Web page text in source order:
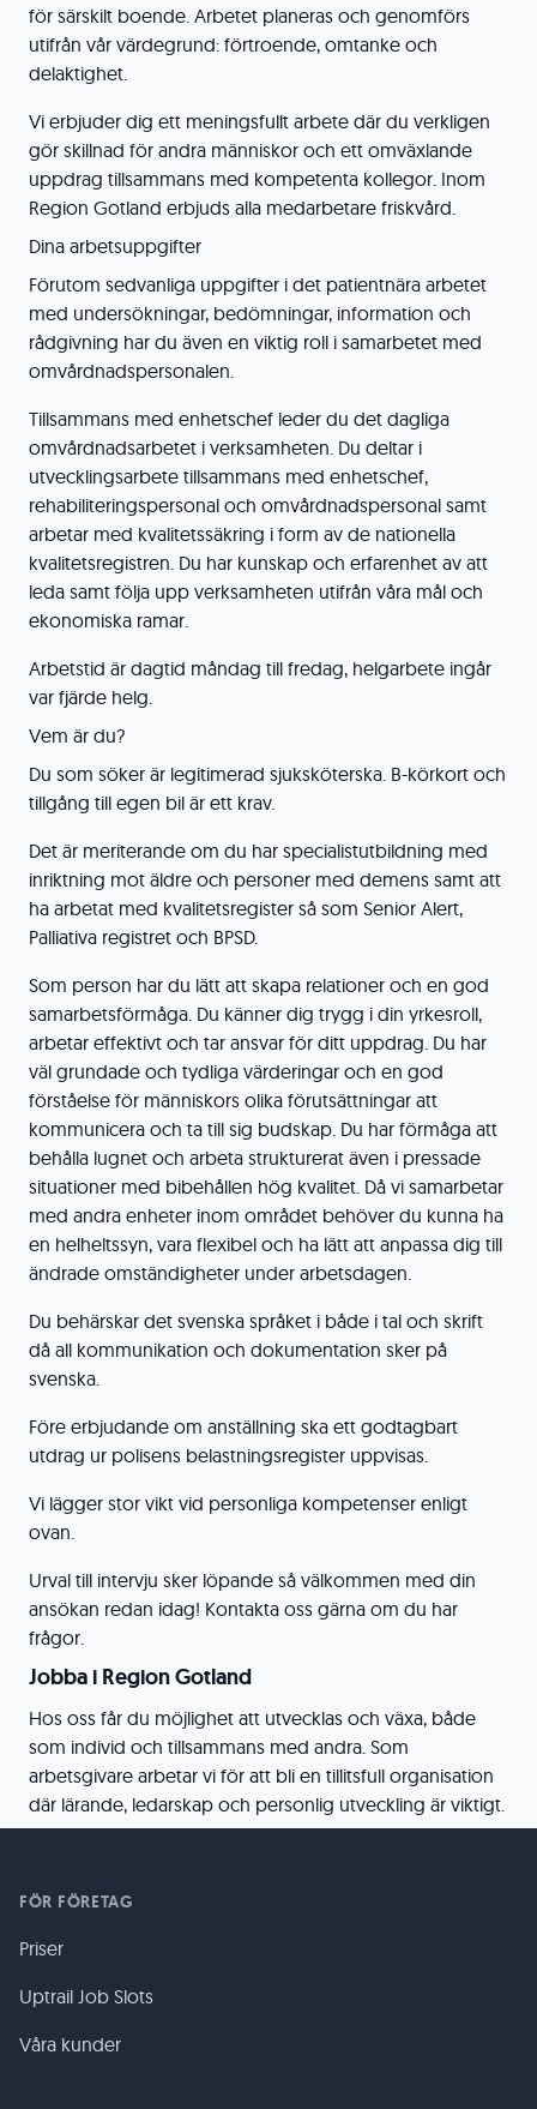
för särskilt boende. Arbetet planeras och genomförs
utifrån vår värdegrund: förtroende, omtanke och
delaktighet.
Vi erbjuder dig ett meningsfullt arbete där du verkligen
gör skillnad för andra människor och ett omväxlande
uppdrag tillsammans med kompetenta kollegor. Inom
Region Gotland erbjuds alla medarbetare friskvård.
Dina arbetsuppgifter
Förutom sedvanliga uppgifter i det patientnära arbetet
med undersökningar, bedömningar, information och
rådgivning har du även en viktig roll i samarbetet med
omvårdnadspersonalen.
Tillsammans med enhetschef leder du det dagliga
omvårdnadsarbetet i verksamheten. Du deltar i
utvecklingsarbete tillsammans med enhetschef,
rehabiliteringspersonal och omvårdnadspersonal samt
arbetar med kvalitetssäkring i form av de nationella
kvalitetsregistren. Du har kunskap och erfarenhet av att
leda samt följa upp verksamheten utifrån våra mål och
ekonomiska ramar.
Arbetstid är dagtid måndag till fredag, helgarbete ingår
var fjärde helg.
Vem är du?
Du som söker är legitimerad sjuksköterska. B-körkort och
tillgång till egen bil är ett krav.
Det är meriterande om du har specialistutbildning med
inriktning mot äldre och personer med demens samt att
ha arbetat med kvalitetsregister så som Senior Alert,
Palliativa registret och BPSD.
Som person har du lätt att skapa relationer och en god
samarbetsförmåga. Du känner dig trygg i din yrkesroll,
arbetar effektivt och tar ansvar för ditt uppdrag. Du har
väl grundade och tydliga värderingar och en god
förståelse för människors olika förutsättningar att
kommunicera och ta till sig budskap. Du har förmåga att
behålla lugnet och arbeta strukturerat även i pressade
situationer med bibehållen hög kvalitet. Då vi samarbetar
med andra enheter inom området behöver du kunna ha
en helheltssyn, vara flexibel och ha lätt att anpassa dig till
ändrade omständigheter under arbetsdagen.
Du behärskar det svenska språket i både i tal och skrift
då all kommunikation och dokumentation sker på
svenska.
Före erbjudande om anställning ska ett godtagbart
utdrag ur polisens belastningsregister uppvisas.
Vi lägger stor vikt vid personliga kompetenser enligt
ovan.
Urval till intervju sker löpande så välkommen med din
ansökan redan idag! Kontakta oss gärna om du har
frågor.
Jobba i Region Gotland
Hos oss får du möjlighet att utvecklas och växa, både
som individ och tillsammans med andra. Som
arbetsgivare arbetar vi för att bli en tillitsfull organisation
där lärande, ledarskap och personlig utveckling är viktigt.
FÖR FÖRETAG
Priser
Uptrail Job Slots
Våra kunder